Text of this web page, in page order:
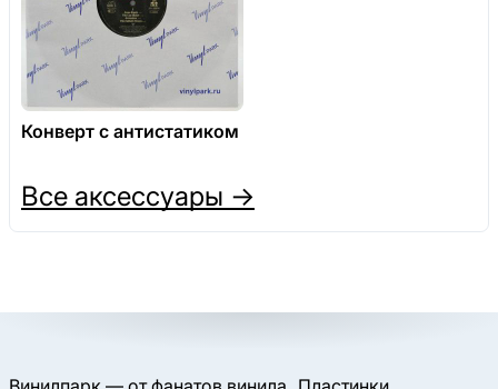
Конверт с антистатиком
Все аксессуары →